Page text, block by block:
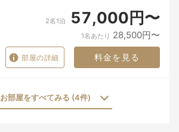
2名1泊 57,000円〜
1名あたり 28,500円〜
部屋の詳細 料金を見る
お部屋をすべてみる (4件)